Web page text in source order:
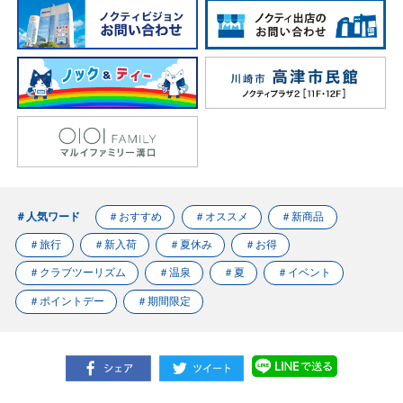
＃人気ワード ＃おすすめ ＃オススメ ＃新商品
＃旅行 ＃新入荷 ＃夏休み ＃お得
＃クラブツーリズム ＃温泉 ＃夏 ＃イベント
＃ポイントデー ＃期間限定